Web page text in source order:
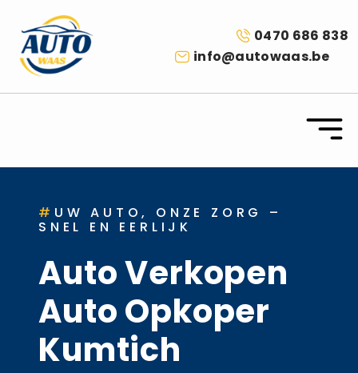
0470 686 838
info@autowaas.be
# UW AUTO, ONZE ZORG –
SNEL EN EERLIJK
Auto Verkopen
Auto Opkoper
Kumtich